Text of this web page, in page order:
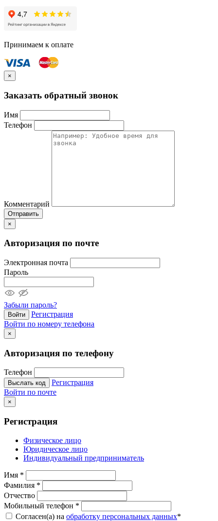
Принимаем к оплате
×
Заказать обратный звонок
Имя
Телефон
Комментарий
Отправить
×
Авторизация по почте
Электронная почта
Пароль
Забыли пароль?
Войти
Регистрация
Войти по номеру телефона
×
Авторизация по телефону
Телефон
Выслать код
Регистрация
Войти по почте
×
Регистрация
Физическое лицо
Юридическое лицо
Индивидуальный предприниматель
Имя *
Фамилия *
Отчество
Мобильный телефон *
Согласен(а) на обработку персональных данных*